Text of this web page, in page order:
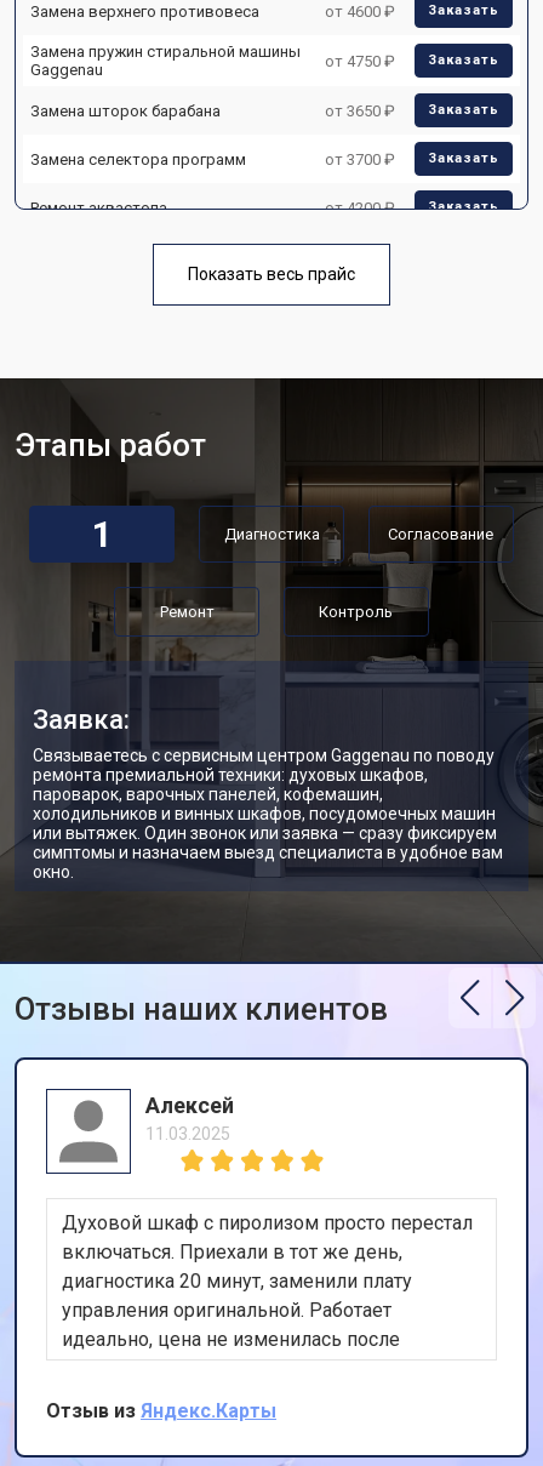
Замена верхнего противовеса от 4600 ₽ Заказать
Замена пружин стиральной машины
Gaggenau
от 4750 ₽ Заказать
Замена шторок барабана от 3650 ₽ Заказать
Замена селектора программ от 3700 ₽ Заказать
Ремонт аквастопа от 4200 ₽ Заказать
от 3450 ₽
Замена дозатора моющих средств
Ремонт или замена петли двери
Ремонт или замена патрубка от 3250 ₽ Заказать
Ремонт платы управления
(восстановление)
от 2450 ₽ Заказать
Корпусный ремонт (замена резинок,
креплений, кнопок)
от 1850 ₽
Замена крестовины Заказать
Gaggenau
Заказать
Замена амортизаторов от 2000 ₽ Заказать
Замена подшипников от 2800 ₽
Замена мотора стиральной машины
Gaggenau
от 3800 ₽ Заказать
Gaggenau
Замена блока управления от 3600 ₽ Заказать
Замена заливного шланга
Замена прессостата
Замена сливного насоса от 3450 ₽
Замена сливного шланга
Замена циркуляционного насоса от 3800 ₽
Замена УБЛ стиральной машины
Gaggenau
от 2100 ₽
Показать весь прайс
Этапы работ
1 Диагностика Согласование
Ремонт Контроль
Заявка:
Связываетесь с сервисным центром Gaggenau по поводу
ремонта премиальной техники: духовых шкафов,
пароварок, варочных панелей, кофемашин,
холодильников и винных шкафов, посудомоечных машин
или вытяжек. Один звонок или заявка — сразу фиксируем
симптомы и назначаем выезд специалиста в удобное вам
окно.
Отзывы наших клиентов
Алексей
11.03.2025
Духовой шкаф с пиролизом просто перестал
включаться. Приехали в тот же день,
диагностика 20 минут, заменили плату
управления оригинальной. Работает
идеально, цена не изменилась после
осмотра. Очень доволен скоростью и
качеством.
Отзыв из Яндекс.Карты